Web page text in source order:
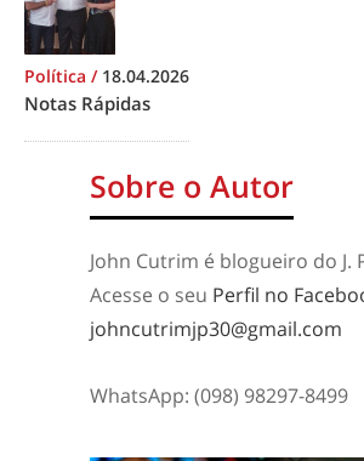
Política / 18.04.2026
Notas Rápidas
Sobre o Autor
John Cutrim é blogueiro do J.
Acesse o seu Perfil no
johncutrimjp30@gmail.com
WhatsApp: (098) 98297-8499